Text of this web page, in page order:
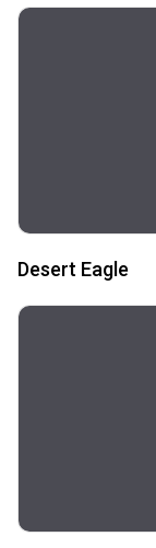
Desert Eagle